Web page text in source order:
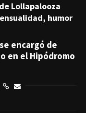
Lollapalooza
humor
encargó de
en el Hipódromo